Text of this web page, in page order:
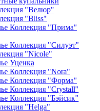
"Велюр"
"Bliss"
Коллекция "Прима"
Коллекция "Силуэт"
"Nicole"
Уценка
Коллекция "Nora"
Коллекция "Форма"
Коллекция "Crystall"
Коллекция "Бэйсик"
"Helga"